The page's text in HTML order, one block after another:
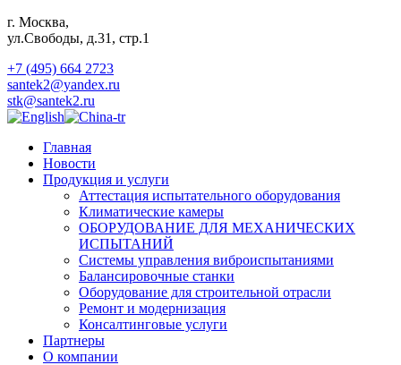
г. Москва,
ул.Свободы, д.31, стр.1
+7 (495) 664 2723
santek2@yandex.ru
stk@santek2.ru
Главная
Новости
Продукция и услуги
Аттестация испытательного оборудования
Климатические камеры
ОБОРУДОВАНИЕ ДЛЯ МЕХАНИЧЕСКИХ
ИСПЫТАНИЙ
Системы управления виброиспытаниями
Балансировочные станки
Оборудование для строительной отрасли
Ремонт и модернизация
Консалтинговые услуги
Партнеры
О компании